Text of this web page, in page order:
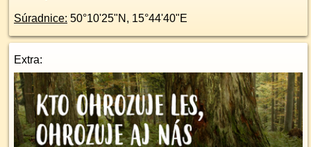
Súradnice: 50°10'25"N , 15°44'40"E
Extra: